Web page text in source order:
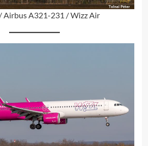
Airbus A321-231 / Wizz Air